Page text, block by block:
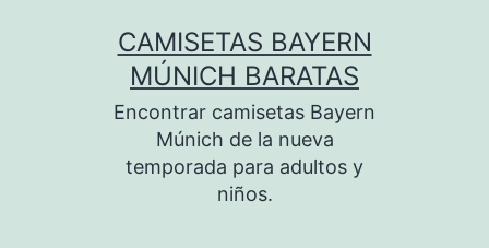
CAMISETAS BAYERN
MÚNICH BARATAS
Encontrar camisetas Bayern
Múnich de la nueva
temporada para adultos y
niños.